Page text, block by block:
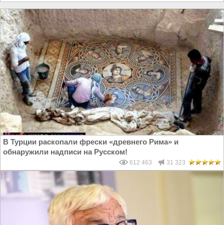
В Турции раскопали фрески «древнего Рима» и
обнаружили надписи на Русском!
612 463 31 323